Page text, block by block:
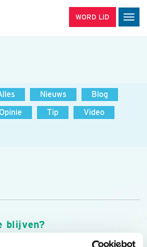
WORD LID
Nieuws
Blog
Opinie Tip
Video
blijven?
nieuws, inspiratie, acties en tips